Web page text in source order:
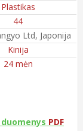
Plastikas
44
Ltd, Japonija
Kinija
24 mėn
duomenys PDF